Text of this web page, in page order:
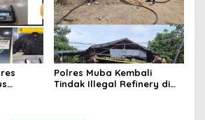
Polres Muba Kembali
Tindak Illegal Refinery di